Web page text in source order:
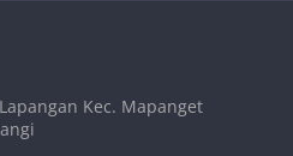
Kec. Mapanget